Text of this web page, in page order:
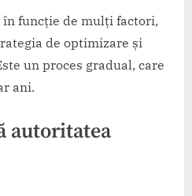
funcție de mulți factori,
de optimizare și
un proces gradual, care
ani.
autoritatea